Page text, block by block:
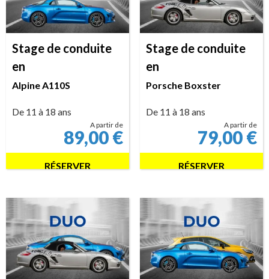
Stage de conduite
en
Alpine A110S
De 11 à 18 ans
A partir de
89,00€
RÉSERVER
Stage de conduite
en
Porsche Boxster
De 11 à 18 ans
A partir de
79,00€
RÉSERVER